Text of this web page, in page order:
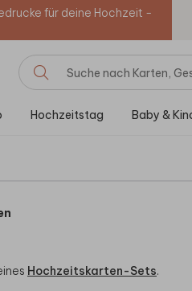
für deine Hochzeit -
Hochzeitstag Baby &
Hochzeitskarten-Sets.